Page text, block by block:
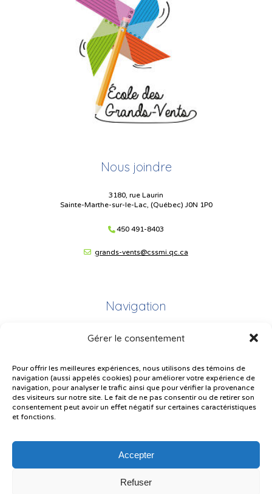
Gérer le consentement
Pour offrir les meilleures expériences, nous utilisons des témoins de
navigation (aussi appelés cookies) pour améliorer votre expérience de
navigation, pour analyser le trafic ainsi que pour vérifier la provenance
des visiteurs sur notre site. Le fait de ne pas consentir ou de retirer son
consentement peut avoir un effet négatif sur certaines caractéristiques
et fonctions.
Accepter
Refuser
Nous joindre
3180, rue Laurin
Sainte-Marthe-sur-le-Lac, (Québec) J0N 1P0
450 491-8403
grands-vents@cssmi.qc.ca
Navigation
Plan du site
Plainte – service à l’élève
Politique de confidentialité